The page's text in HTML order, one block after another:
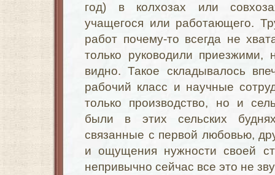
год) в колхозах или
учащегося или работающего.
работ почему-то всегда не
только руководили
видно. Такое складывалось
рабочий класс и научные
только производство, но и
были в этих сельских
связанные с первой любовью,
и ощущения нужности своей
непривычно сейчас все это не